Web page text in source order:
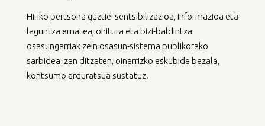
Hiriko pertsona guztiei sentsibilizazioa, informazioa eta
laguntza ematea, ohitura eta bizi-baldintza
osasungarriak zein osasun-sistema publikorako
sarbidea izan ditzaten, oinarrizko eskubide bezala,
kontsumo arduratsua sustatuz.